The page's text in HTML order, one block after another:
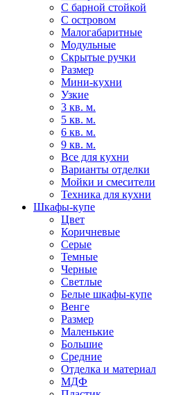
С барной стойкой
С островом
Малогабаритные
Модульные
Скрытые ручки
Размер
Мини-кухни
Узкие
3 кв. м.
5 кв. м.
6 кв. м.
9 кв. м.
Все для кухни
Варианты отделки
Мойки и смесители
Техника для кухни
Шкафы-купе
Цвет
Коричневые
Серые
Темные
Черные
Светлые
Белые шкафы-купе
Венге
Размер
Маленькие
Большие
Средние
Отделка и материал
МДФ